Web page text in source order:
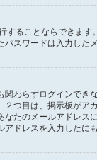
ることならできま
スワードは入力した
わらずログインで
つ目は、掲示板が
たのメールアドレ
ドレスを入力したに